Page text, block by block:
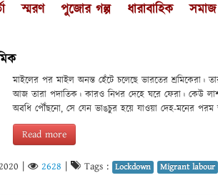
স্মরণ পুজোর গল্প ধারাবাহিক সমাজ
মাইলের পর মাইল অনন্ত হেঁটে চলেছে ভারতের শ্রমিকেরা।
আজ তারা পদাতিক। কারও নিথর দেহে ঘরে ফেরা। কেউ
অবধি পৌঁছনো, সে যেন ভাঙচুর হয়ে যাওয়া দেহ-মনের পরম
Read more
2628 Tags : Lockdown Migrant labour